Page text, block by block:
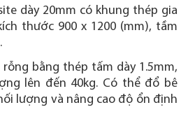
dày 20mm có khung thép gia
thước 900 x 1200 (mm), tầm
bằng thép tấm dày 1.5mm,
lên đến 40kg. Có thể đổ bê
lượng và nâng cao độ ổn định